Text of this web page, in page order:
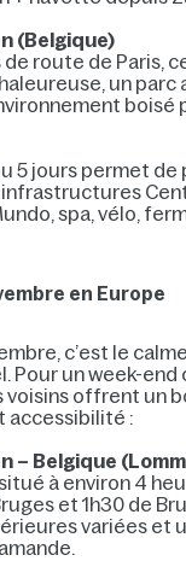
(Belgique)
route de Paris,
un parc
boisé
5 jours permet
spa, vélo,
en Europe
c’est le
Pour un week-end
voisins offrent un
accessibilité :
– Belgique
à environ 4
et 1h30 de
variées et